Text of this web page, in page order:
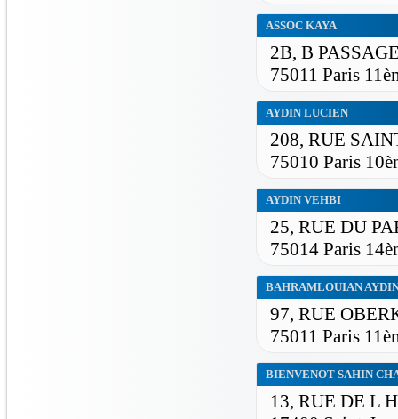
ASSOC KAYA
2B, B
75011 Paris
AYDIN LUCIEN
208, RUE
75010 Paris
AYDIN VEHBI
25, RUE DU
75014 Paris
BAHRAMLOUIAN
97, RUE
75011 Paris
BIENVENOT SAHIN
13, RUE DE L